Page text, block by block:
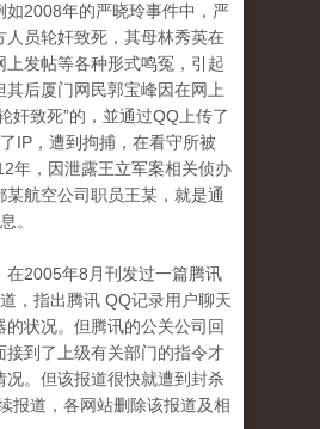
如2008年的严晓玲事件中，严
人员轮奸致死，其母林秀英在
上发帖等各种形式鸣冤，引起
其后厦门网民郭宝峰因在网上
奸致死”的，並通过QQ上传了
IP，遭到拘捕，在看守所被
年，因泄露王立军案相关侦办
某航空公司职员王某，就是通
。
在2005年8月刊发过一篇腾讯
，指出腾讯 QQ记录用户聊天
的状况。但腾讯的公关公司回
接到了上级有关部门的指令才
况。但该报道很快就遭到封杀
报道，各网站删除该报道及相